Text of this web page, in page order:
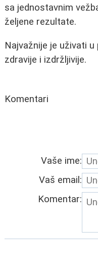
sa jednostavnim
željene rezultate.
Najvažnije je uživati
zdravije i izdržljivije.
Komentari
Vaše ime:
Vaš email:
Komentar: